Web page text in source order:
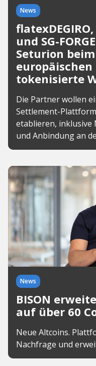
News
und SG-
Seturion
tokenisierte
Die Partner wollen
Settlement-
etablieren, inklusive
und Anbindung an
News
BISON
auf über 60
Neue Altcoins.
Nachfrage und